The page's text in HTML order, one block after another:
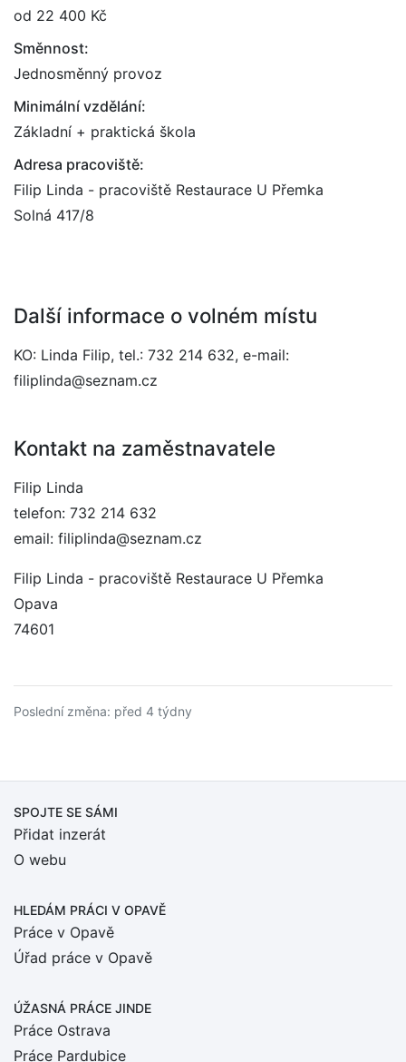
od 22 400 Kč
Směnnost:
Jednosměnný provoz
Minimální vzdělání:
Základní + praktická škola
Adresa pracoviště:
Filip Linda - pracoviště Restaurace U Přemka
Solná 417/8
Další informace o volném místu
KO: Linda Filip, tel.: 732 214 632, e-mail:
filiplinda@seznam.cz
Kontakt na zaměstnavatele
Filip Linda
telefon: 732 214 632
email: filiplinda@seznam.cz
Filip Linda - pracoviště Restaurace U Přemka
Opava
74601
Poslední změna: před 4 týdny
SPOJTE SE SÁMI
Přidat inzerát
O webu
HLEDÁM PRÁCI V OPAVĚ
Práce v Opavě
Úřad práce v Opavě
ÚŽASNÁ PRÁCE JINDE
Práce Ostrava
Práce Pardubice